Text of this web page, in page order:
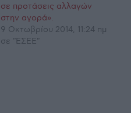
σε προτάσεις αλλαγών
στην αγορά».
9 Οκτωβρίου 2014, 11:24 πμ
σε "ΕΣΕΕ"